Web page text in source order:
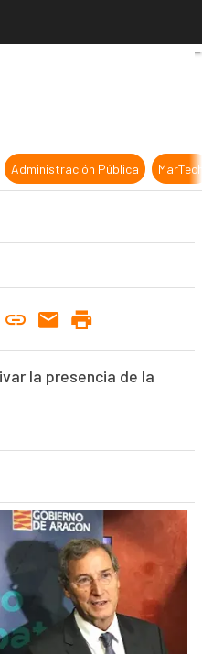
de la diversidad
Administración Pública
la presencia de la